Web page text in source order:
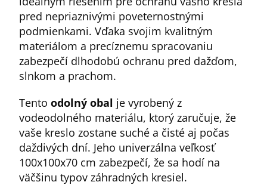
pred nepriaznivými poveternostnými
podmienkami. Vďaka svojim kvalitným
materiálom a precíznemu spracovaniu
zabezpečí dlhodobú ochranu pred dažďom,
slnkom a prachom.
Tento odolný obal je vyrobený z
vodeodolného materiálu, ktorý zaručuje, že
vaše kreslo zostane suché a čisté aj počas
daždivých dní. Jeho univerzálna veľkosť
100x100x70 cm zabezpečí, že sa hodí na
väčšinu typov záhradných kresiel.